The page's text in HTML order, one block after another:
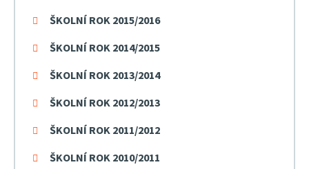
ŠKOLNÍ ROK 2015/2016
ŠKOLNÍ ROK 2014/2015
ŠKOLNÍ ROK 2013/2014
ŠKOLNÍ ROK 2012/2013
ŠKOLNÍ ROK 2011/2012
ŠKOLNÍ ROK 2010/2011